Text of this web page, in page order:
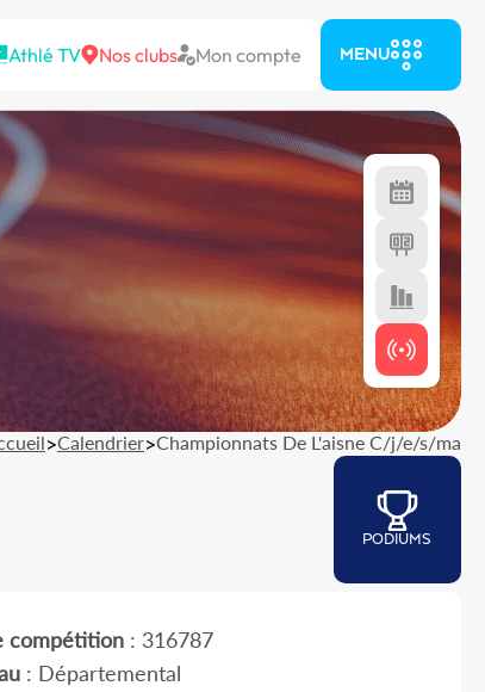
Athlé TV Nos clubs Mon compte MENU
>Calendrier>Championnats De L'aisne C/j/e/s/ma
PODIUMS
compétition: 316787
: Départemental